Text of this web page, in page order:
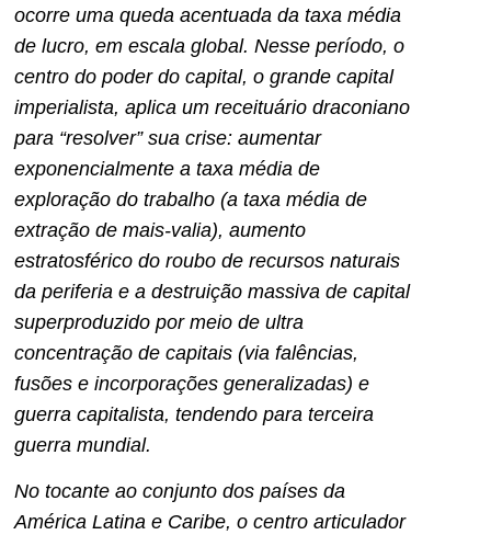
ocorre uma queda acentuada da taxa média
de lucro, em escala global. Nesse período, o
centro do poder do capital, o grande capital
imperialista, aplica um receituário draconiano
para “resolver” sua crise: aumentar
exponencialmente a taxa média de
exploração do trabalho (a taxa média de
extração de mais-valia), aumento
estratosférico do roubo de recursos naturais
da periferia e a destruição massiva de capital
superproduzido por meio de ultra
concentração de capitais (via falências,
fusões e incorporações generalizadas) e
guerra capitalista, tendendo para terceira
guerra mundial.
No tocante ao conjunto dos países da
América Latina e Caribe, o centro articulador